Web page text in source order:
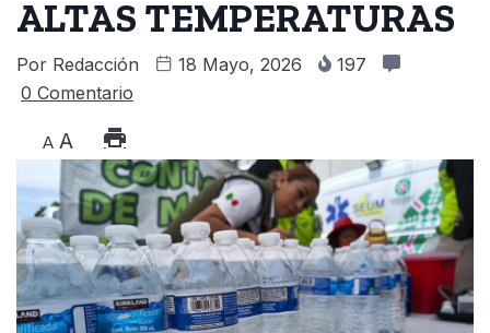
ALTAS TEMPERATURAS
Por Redacción 18 Mayo, 2026
197
0 Comentario
A A